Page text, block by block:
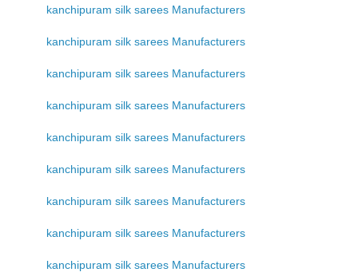
kanchipuram silk sarees Manufacturers
kanchipuram silk sarees Manufacturers
kanchipuram silk sarees Manufacturers
kanchipuram silk sarees Manufacturers
kanchipuram silk sarees Manufacturers
kanchipuram silk sarees Manufacturers
kanchipuram silk sarees Manufacturers
kanchipuram silk sarees Manufacturers
kanchipuram silk sarees Manufacturers